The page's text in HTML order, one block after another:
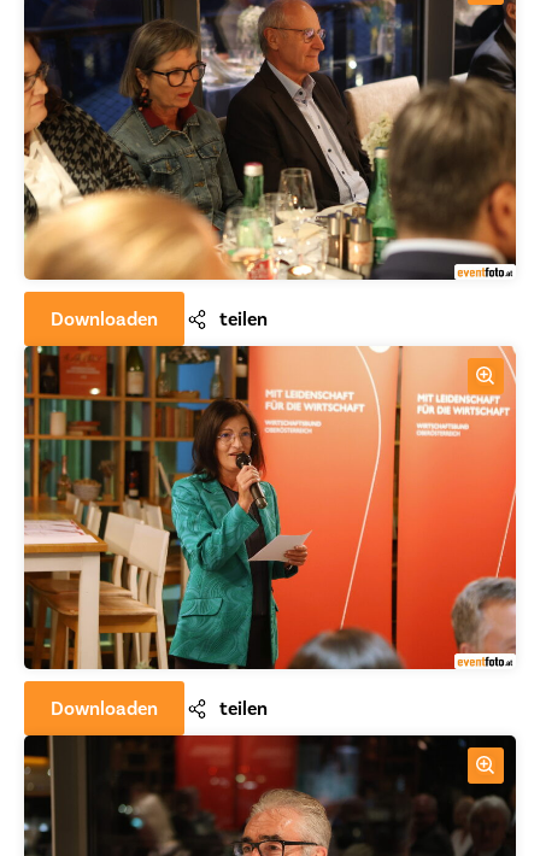
Downloaden teilen
Downloaden teilen